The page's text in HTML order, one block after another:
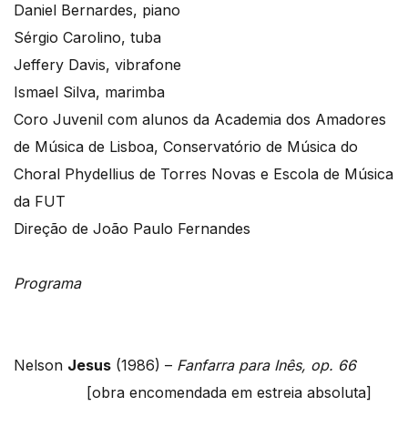
Daniel Bernardes, piano
Sérgio Carolino, tuba
Jeffery Davis, vibrafone
Ismael Silva, marimba
Coro Juvenil com alunos da Academia dos Amadores
de Música de Lisboa, Conservatório de Música do
Choral Phydellius de Torres Novas e Escola de Música
da FUT
Direção de João Paulo Fernandes
Programa
Nelson Jesus (1986) – Fanfarra para Inês, op. 66
[obra encomendada em estreia absoluta]